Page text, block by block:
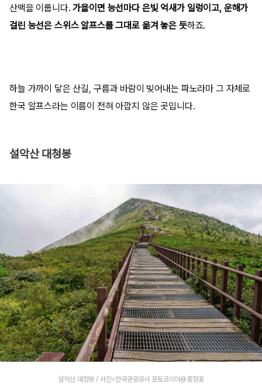
산맥을 이룹니다.가을이면 능선마다 은빛 억새가 일렁이고, 운해가
걸린 능선은 스위스 알프스를 그대로 옮겨 놓은 듯하죠.
하늘 가까이 닿은 산길, 구름과 바람이 빚어내는 파노라마 그 자체로
한국 알프스라는 이름이 전혀 아깝지 않은 곳입니다.
설악산 대청봉
설악산 대청봉 / 사진=한국관광공사 포토코리아@홍정표